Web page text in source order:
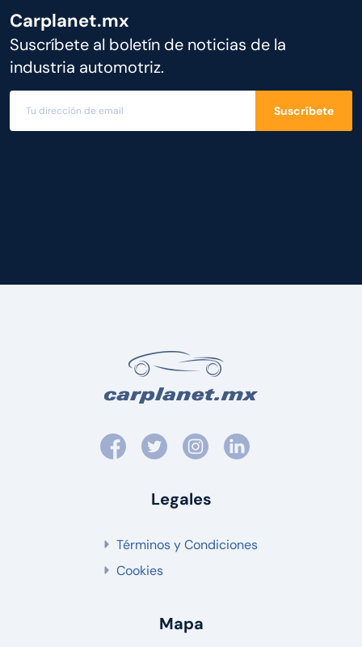
Carplanet.mx
Suscríbete al boletín de noticias de la
industria automotriz.
Suscríbete
Legales
Términos y Condiciones
Cookies
Mapa